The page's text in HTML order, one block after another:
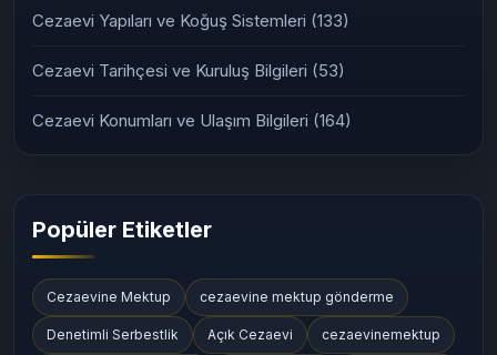
Cezaevi Yapıları ve Koğuş Sistemleri (133)
Cezaevi Tarihçesi ve Kuruluş Bilgileri (53)
Cezaevi Konumları ve Ulaşım Bilgileri (164)
Popüler Etiketler
Cezaevine Mektup cezaevine mektup gönderme
Denetimli Serbestlik Açık Cezaevi cezaevinemektup